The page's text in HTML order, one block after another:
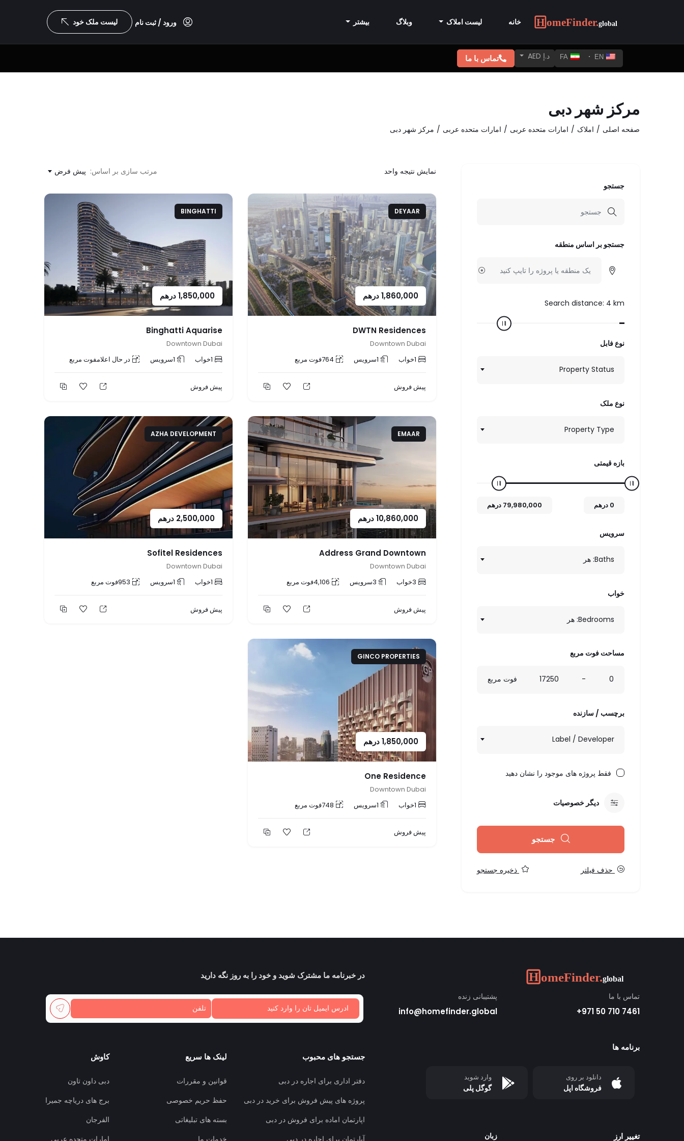
خانه لیست املاک وبلاگ بیشتر ورود / ثبت نام لیست ملک خود
EN
FA د.إ AED تماس با ما
مرکز شهر دبی
صفحه اصلی املاک امارات متحده عربی امارات متحده عربی مرکز شهر دبی
جستجو
جستجو بر اساس منطقه
Search distance: 4 km
نوع فابل
Property Status
نوع ملک
Property Type
بازه قیمتی
0 درهم 79,980,000 درهم
سرویس
Baths: هر
خواب
Bedrooms: هر
مساحت فوت مربع
0
-
17250 فوت مربع
برچسب / سازنده
Label / Developer
فقط پروژه های موجود را نشان دهید
دیگر خصوصیات
جستجو
حذف فیلتر ذخیره جستجو
نمایش نتیجه واحد مرتب سازی بر اساس: پیش فرض
DEYAAR
1,860,000درهم
DWTN Residences
Downtown Dubai
1خواب 1سرویس 764فوت مربع
پیش فروش
BINGHATTI
1,850,000درهم
Binghatti Aquarise
Downtown Dubai
1خواب 1سرویس در حال اعلامفوت مربع
پیش فروش
EMAAR
10,860,000درهم
Address Grand Downtown
Downtown Dubai
3خواب 3سرویس 4,106فوت مربع
پیش فروش
AZHA DEVELOPMENT
2,500,000 درهم
Sofitel Residences
Downtown Dubai
1خواب 1سرویس 953فوت مربع
پیش فروش
GINCO PROPERTIES
1,850,000درهم
One Residence
Downtown Dubai
1خواب 1سرویس 748فوت مربع
پیش فروش
تماس با ما
7461 710 50 971+
پشتیبانی زنده
info@homefinder.global
برنامه ها
دانلود بر روی
فروشگاه اپل
وارد شوید
گوگل پلی
تغییر ارز زبان
در خبرنامه ما مشترک شوید و خود را به روز نگه دارید
جستجو های محبوب
دفتر اداری برای اجاره در دبی
پروژه های پیش فروش برای خرید در دبی
اپارتمان اماده برای فروش در دبی
آپارتمان برای اجاره در دبی
لینک ها سریع
قوانین و مقررات
حفظ حریم خصوصی
بسته های تبلیغاتی
خدمات ما
کاوش
دبی داون تاون
برج های دریاچه جمیرا
الفرجان
امارات متحده عربی